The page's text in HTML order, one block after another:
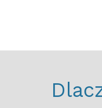
kodada
Extruckt